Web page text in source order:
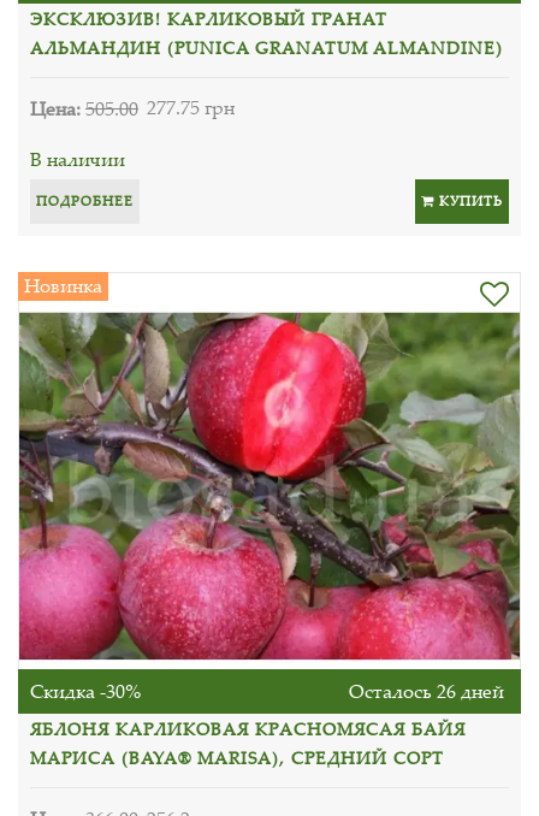
ЭКСКЛЮЗИВ! КАРЛИКОВЫЙ ГРАНАТ
АЛЬМАНДИН (PUNICA GRANATUM ALMANDINE)
Цена:505.00 277.75 грн
В наличии
ПОДРОБНЕЕ КУПИТЬ
Новинка
Скидка -30% Осталось 26 дней
ЯБЛОНЯ КАРЛИКОВАЯ КРАСНОМЯСАЯ БАЙЯ
МАРИСА (BAYA® MARISA), СРЕДНИЙ СОРТ